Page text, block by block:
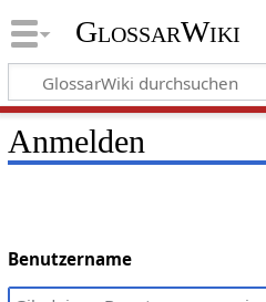
GlossarWiki
Anmelden
Benutzername